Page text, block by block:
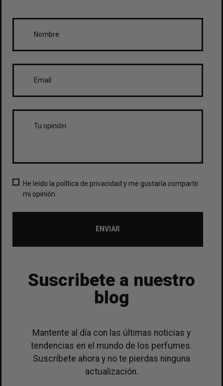
He leído la política de privacidad y me gustaría compartir
mi opinión.
ENVIAR
Suscribete a nuestro
blog
Mantente al día con las últimas noticias y
tendencias en el mundo de los perfumes.
Suscríbete ahora y no te pierdas ninguna
actualización.